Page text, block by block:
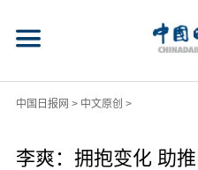
中国日报网 > 中文原创 >
李爽：拥抱变化 助